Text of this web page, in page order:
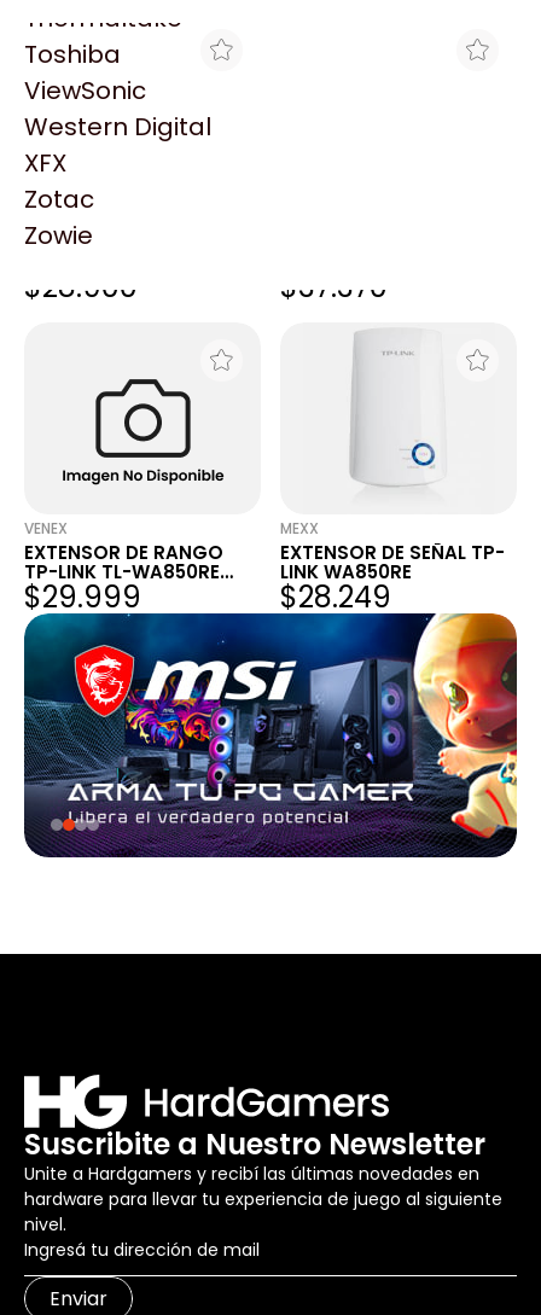
Thermaltake
Toshiba
ViewSonic
Western Digital
XFX
Zotac
Zowie
EXTENSOR DE RANGO
$28.900 $37.370
VENEX
EXTENSOR DE RANGO
TP-LINK TL-WA850RE
WIRELESS RE 300MBPS
$29.999
MEXX
EXTENSOR DE SEÑAL TP-
LINK WA850RE
$28.249
Suscribite a Nuestro Newsletter
Unite a Hardgamers y recibí las últimas novedades en
hardware para llevar tu experiencia de juego al siguiente
nivel.
Enviar